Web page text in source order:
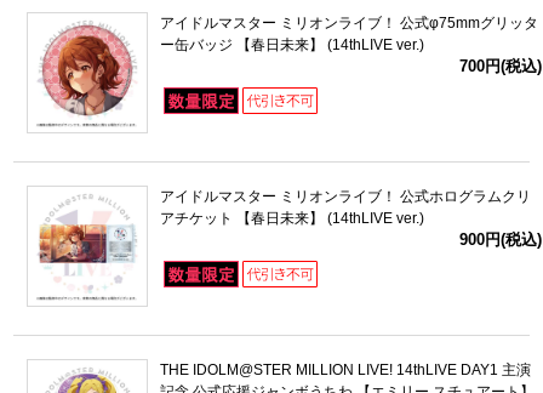
アイドルマスター ミリオンライブ！ 公式φ75mmグリッタ
ー缶バッジ 【春日未来】 (14thLIVE ver.)
700円(税込)
アイドルマスター ミリオンライブ！ 公式ホログラムクリ
アチケット 【春日未来】 (14thLIVE ver.)
900円(税込)
THE IDOLM@STER MILLION LIVE! 14thLIVE DAY1 主演